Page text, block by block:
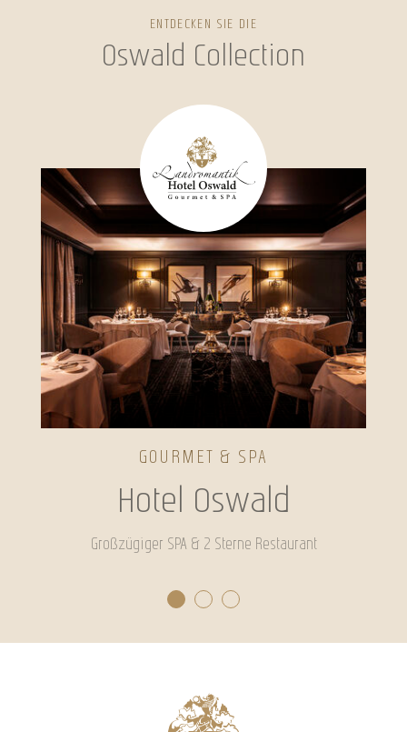
ENTDECKEN SIE DIE
Oswald Collection
GOURMET & SPA
Hotel Oswald
Großzügiger SPA & 2 Sterne Restaurant